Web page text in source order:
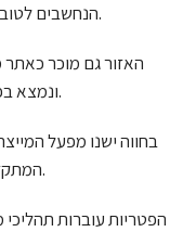
הנחשבים לטובים בעולם לגידול אורגני של פטריות מרפא.
האזור גם מוכר כאתר
והחקלאות של האו״ם (FAO) ונמצא בפיקוח מתמיד.
בחווה ישנו מפעל
המתקדמים בעולם לגידול ולמיצוי פטריות מרפא.
הפטריות עוברות